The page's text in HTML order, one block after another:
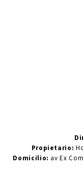
Propietario:
Domicilio: av Ex